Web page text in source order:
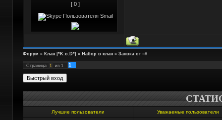
[ 0 ]
Форум » Клан |*K.o.D*| » Набор в клан » Заявка от =#
Страница 1 из 1 1
Лучшие пользователи Уважаемые пользователи